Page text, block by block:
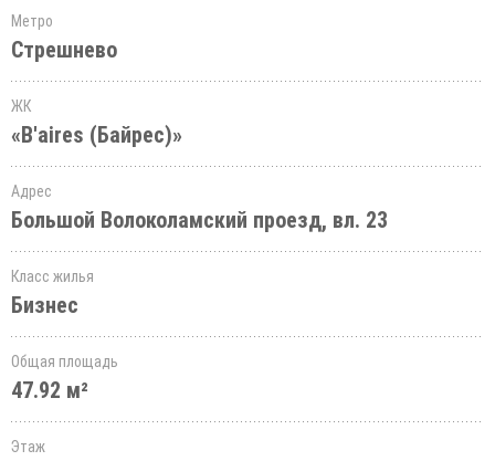
Метро
Стрешнево
ЖК
«B'aires (Байрес)»
Адрес
Большой Волоколамский проезд, вл. 23
Класс жилья
Бизнес
Общая площадь
47.92 м²
Этаж